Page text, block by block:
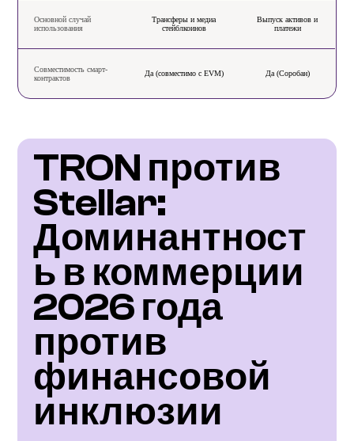
Основной случай
использования
Трансферы и медиа
стейблкоинов
Выпуск активов и
платежи
Совместимость смарт-
контрактов
Да (совместимо с EVM) Да (Соробан)
TRON против
Stellar:
Доминантност
ь в коммерции
2026 года
против
финансовой
инклюзии